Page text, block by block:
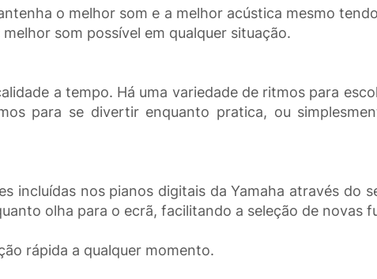
o melhor som e a melhor acústica mesmo
som possível em qualquer situação.
a tempo. Há uma variedade de ritmos para
para se divertir enquanto pratica, ou
incluídas nos pianos digitais da Yamaha através do
olha para o ecrã, facilitando a seleção de novas
rápida a qualquer momento.